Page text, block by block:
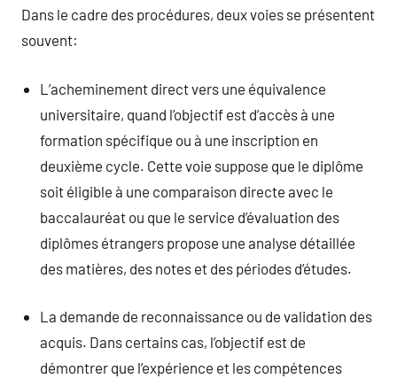
Dans le cadre des procédures, deux voies se présentent
souvent:
L’acheminement direct vers une équivalence
universitaire, quand l’objectif est d’accès à une
formation spécifique ou à une inscription en
deuxième cycle. Cette voie suppose que le diplôme
soit éligible à une comparaison directe avec le
baccalauréat ou que le service d’évaluation des
diplômes étrangers propose une analyse détaillée
des matières, des notes et des périodes d’études.
La demande de reconnaissance ou de validation des
acquis. Dans certains cas, l’objectif est de
démontrer que l’expérience et les compétences